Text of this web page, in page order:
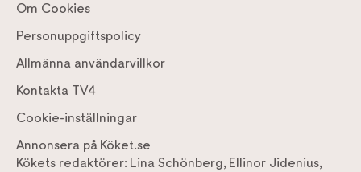
Om Cookies
Personuppgiftspolicy
Allmänna användarvillkor
Kontakta TV4
Cookie-inställningar
Annonsera på Köket.se
Kökets redaktörer: Lina Schönberg, Ellinor Jidenius,